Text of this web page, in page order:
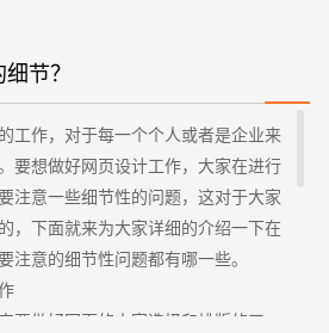
节？
工作，对于每一个个人或者是企业来
要想做好网页设计工作，大家在进行
注意一些细节性的问题，这对于大家
，下面就来为大家详细的介绍一下在
注意的细节性问题都有哪一些。
要做好网页的内容选择和排版的工
1万-3万 3万-5万 5万-8万